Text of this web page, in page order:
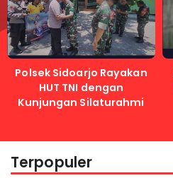
Polsek Sidoarjo Rayakan
HUT TNI dengan
Kunjungan Silaturahmi
Terpopuler